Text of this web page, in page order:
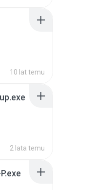
10 lat temu
2 lata temu